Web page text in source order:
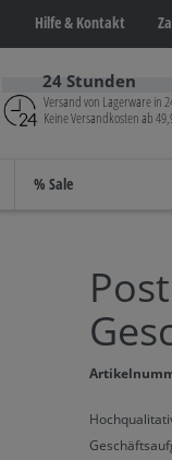
Hilfe & Kontakt
24 Stunden
Versand von Lagerware in
Keine Versandkosten ab
% Sale